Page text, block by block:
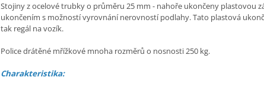
Stojiny z ocelové trubky o průměru 25 mm - nahoře ukončeny plastovou
ukončením s možností vyrovnání nerovností podlahy. Tato plastová
tak regál na vozík.
Police drátěné mřížkové mnoha rozměrů o nosnosti 250 kg.
Charakteristika: